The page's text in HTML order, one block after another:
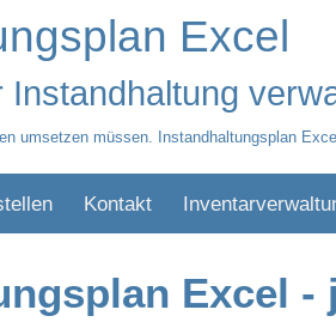
Excel
Instandhaltung
umsetzen müssen. Instandhaltungsplan
Kontakt
Excel